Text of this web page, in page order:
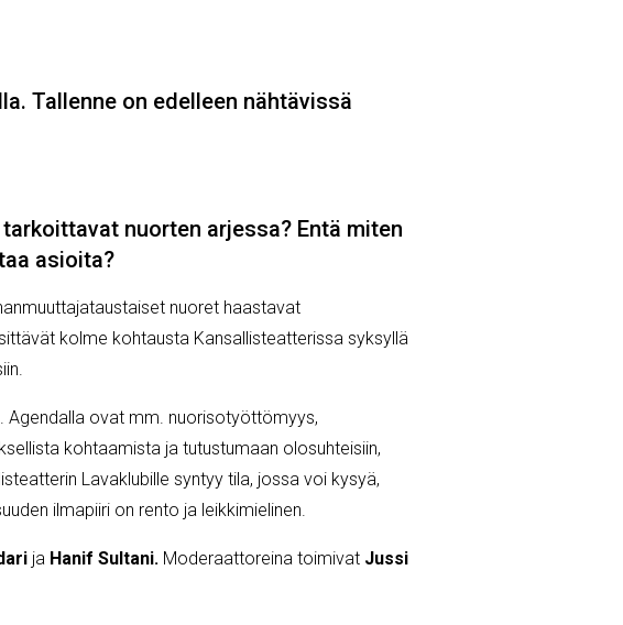
Tallenne on edelleen nähtävissä
nuorten arjessa? Entä miten
asioita?
nuoret haastavat
kolme kohtausta Kansallisteatterissa syksyllä
ovat mm. nuorisotyöttömyys,
kohtaamista ja tutustumaan olosuhteisiin,
Lavaklubille syntyy tila, jossa voi kysyä,
ilmapiiri on rento ja leikkimielinen.
ja Hanif Sultani. Moderaattoreina toimivat Jussi